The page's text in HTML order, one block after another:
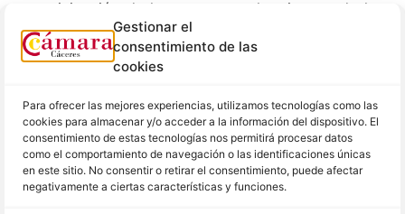
Gestionar el
consentimiento de las
cookies
Para ofrecer las mejores experiencias, utilizamos tecnologías como las
cookies para almacenar y/o acceder a la información del dispositivo. El
consentimiento de estas tecnologías nos permitirá procesar datos
como el comportamiento de navegación o las identificaciones únicas
en este sitio. No consentir o retirar el consentimiento, puede afectar
negativamente a ciertas características y funciones.
participación de la empresa en la misma y de la
remisión de la notificación de resolución de
admisión y comunicación de las condiciones de la
ayuda (DECA), que se adjunta como anexo III a la
aceptar dichas condiciones.
10.- JUSTIFICACIÓN Y
PAGO DE LA AYUDA